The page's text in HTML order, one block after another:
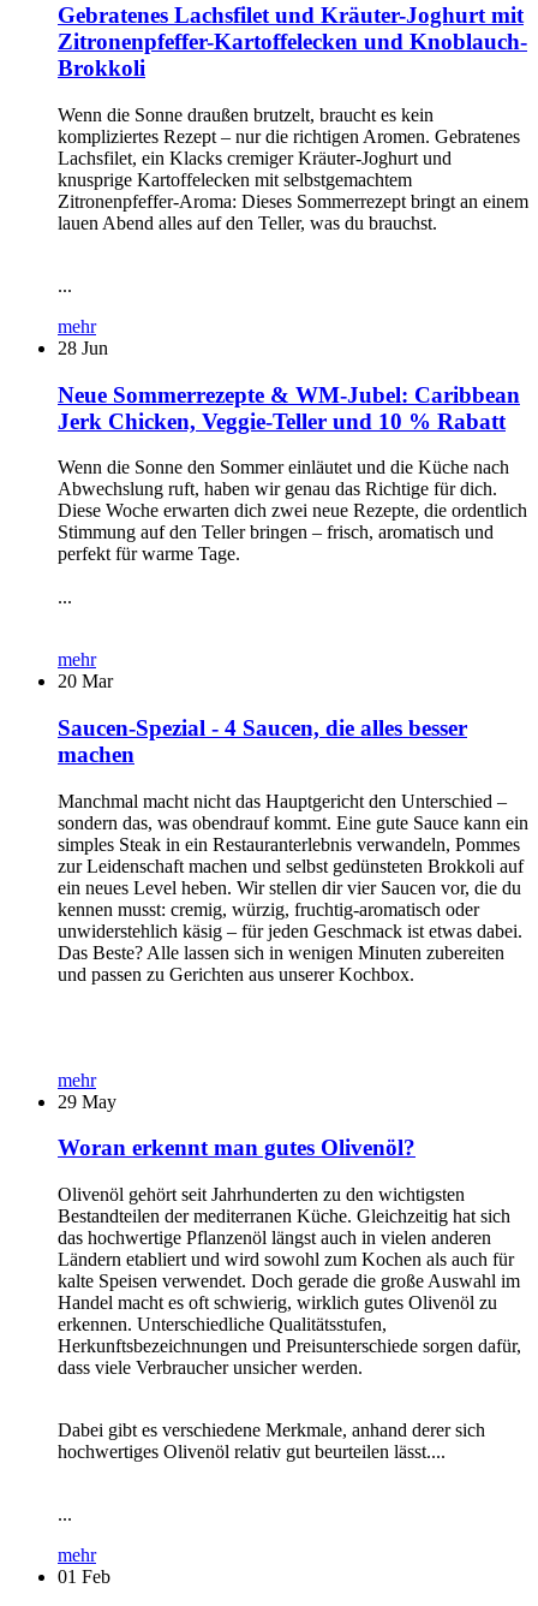
Gebratenes Lachsfilet und Kräuter-Joghurt mit
Zitronenpfeffer-Kartoffelecken und Knoblauch-
Brokkoli
Wenn die Sonne draußen brutzelt, braucht es kein
kompliziertes Rezept – nur die richtigen Aromen. Gebratenes
Lachsfilet, ein Klacks cremiger Kräuter-Joghurt und
knusprige Kartoffelecken mit selbstgemachtem
Zitronenpfeffer-Aroma: Dieses Sommerrezept bringt an einem
lauen Abend alles auf den Teller, was du brauchst.
...
mehr
28 Jun
Neue Sommerrezepte & WM-Jubel: Caribbean
Jerk Chicken, Veggie-Teller und 10 % Rabatt
Wenn die Sonne den Sommer einläutet und die Küche nach
Abwechslung ruft, haben wir genau das Richtige für dich.
Diese Woche erwarten dich zwei neue Rezepte, die ordentlich
Stimmung auf den Teller bringen – frisch, aromatisch und
perfekt für warme Tage.
...
mehr
20 Mar
Saucen-Spezial - 4 Saucen, die alles besser
machen
Manchmal macht nicht das Hauptgericht den Unterschied –
sondern das, was obendrauf kommt. Eine gute Sauce kann ein
simples Steak in ein Restauranterlebnis verwandeln, Pommes
zur Leidenschaft machen und selbst gedünsteten Brokkoli auf
ein neues Level heben. Wir stellen dir vier Saucen vor, die du
kennen musst: cremig, würzig, fruchtig-aromatisch oder
unwiderstehlich käsig – für jeden Geschmack ist etwas dabei.
Das Beste? Alle lassen sich in wenigen Minuten zubereiten
und passen zu Gerichten aus unserer Kochbox.
mehr
29 May
Woran erkennt man gutes Olivenöl?
Olivenöl gehört seit Jahrhunderten zu den wichtigsten
Bestandteilen der mediterranen Küche. Gleichzeitig hat sich
das hochwertige Pflanzenöl längst auch in vielen anderen
Ländern etabliert und wird sowohl zum Kochen als auch für
kalte Speisen verwendet. Doch gerade die große Auswahl im
Handel macht es oft schwierig, wirklich gutes Olivenöl zu
erkennen. Unterschiedliche Qualitätsstufen,
Herkunftsbezeichnungen und Preisunterschiede sorgen dafür,
dass viele Verbraucher unsicher werden.
Dabei gibt es verschiedene Merkmale, anhand derer sich
hochwertiges Olivenöl relativ gut beurteilen lässt....
...
mehr
01 Feb